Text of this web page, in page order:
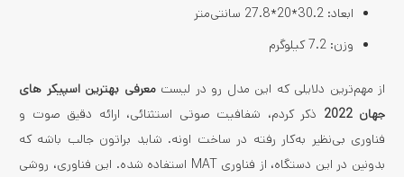
ابعاد: 30.2*20*27.8 سانتی‌متر
وزن: 7.2 کیلوگرم
از مهم‌ترین دلایلی که این مدل رو در لیستمعرفی بهترین اسپیکر های
جهان 2022
ذکر کردم، شفافیت صوتی استثنائی، ارائه دقیق صوت و
فناوری بی‌نظیر به‌کار رفته در ساخت اونه. شاید براتون جالب باشه که
بدونین در این دستگاه، از فناوری MAT استفاده شده. این فناوری، روشی